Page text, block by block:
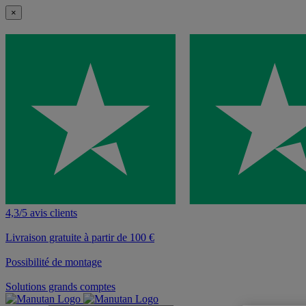
×
4,3/5 avis clients
Livraison gratuite à partir de 100 €
Possibilité de montage
Solutions grands comptes